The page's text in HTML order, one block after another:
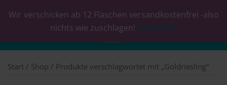
Wir verschicken ab 12 Flaschen versandkostenfrei -also
nichts wie zuschlagen! Verwerfen
0
Start / Shop / Produkte verschlagwortet mit „Goldriesling“